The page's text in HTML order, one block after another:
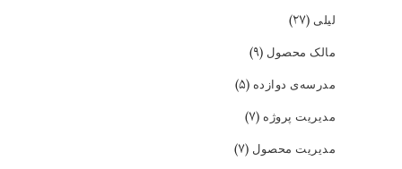
لیلی (۲۷)
مالک محصول (۹)
مدرسه‌ی دوازده (۵)
مدیریت پروژه (۷)
مدیریت محصول (۷)